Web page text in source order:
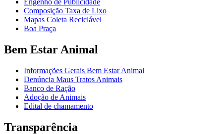
Composição Taxa de Lixo
Mapas Coleta Reciclável
Boa Praça
Bem Estar Animal
Informações Gerais Bem Estar Animal
Denúncia Maus Tratos Animais
Banco de Ração
Adoção de Animais
Edital de chamamento
Transparência